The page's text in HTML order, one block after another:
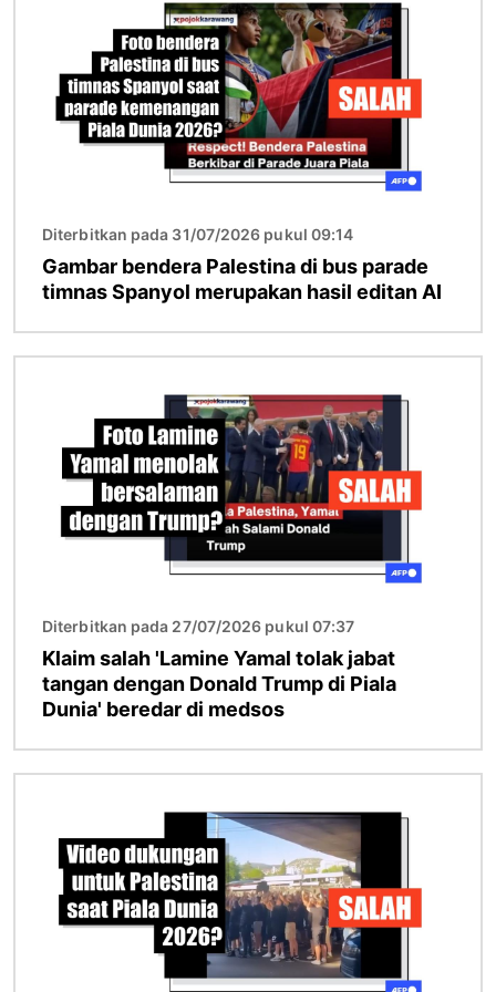
Diterbitkan pada 31/07/2026 pukul 09:14
Gambar bendera Palestina di bus parade
timnas Spanyol merupakan hasil editan AI
Diterbitkan pada 27/07/2026 pukul 07:37
Klaim salah 'Lamine Yamal tolak jabat
tangan dengan Donald Trump di Piala
Dunia' beredar di medsos